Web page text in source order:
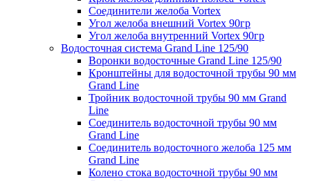
Соединители желоба Vortex
Угол желоба внешний Vortex 90гр
Угол желоба внутренний Vortex 90гр
Водосточная система Grand Line 125/90
Воронки водосточные Grand Line 125/90
Кронштейны для водосточной трубы 90 мм
Grand Line
Тройник водосточной трубы 90 мм Grand
Line
Соединитель водосточной трубы 90 мм
Grand Line
Соединитель водосточного желоба 125 мм
Grand Line
Колено стока водосточной трубы 90 мм